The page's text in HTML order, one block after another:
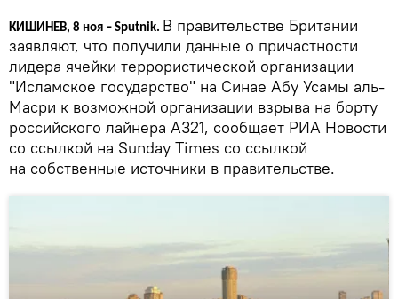
КИШИНЕВ, 8 ноя – Sputnik. В правительстве Британии
заявляют, что получили данные о причастности
лидера ячейки террористической организации
"Исламское государство" на Синае Абу Усамы аль-
Масри к возможной организации взрыва на борту
российского лайнера А321, сообщает РИА Новости
со ссылкой на Sunday Times со ссылкой
на собственные источники в правительстве.